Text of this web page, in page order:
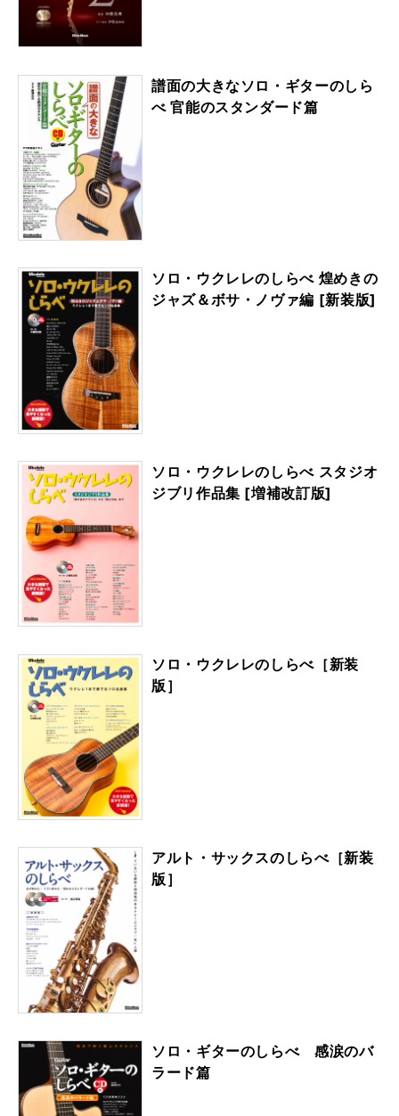
譜面の大きなソロ・ギターのしら
べ 官能のスタンダード篇
ソロ・ウクレレのしらべ 煌めきの
ジャズ＆ボサ・ノヴァ編 [新装版]
ソロ・ウクレレのしらべ スタジオ
ジブリ作品集 [増補改訂版]
ソロ・ウクレレのしらべ［新装
版］
アルト・サックスのしらべ［新装
版］
ソロ・ギターのしらべ 感涙のバ
ラード篇